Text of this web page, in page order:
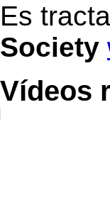
Es
Society
Vídeos